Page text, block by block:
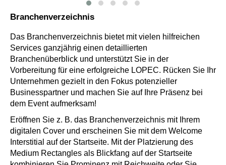
Branchenverzeichnis
Das Branchenverzeichnis bietet mit vielen hilfreichen
Services ganzjährig einen detaillierten
Branchenüberblick und unterstützt Sie in der
Vorbereitung für eine erfolgreiche LOPEC. Rücken Sie Ihr
Unternehmen gezielt in den Fokus potenzieller
Businesspartner und machen Sie auf Ihre Präsenz bei
dem Event aufmerksam!
Eröffnen Sie z. B. das Branchenverzeichnis mit Ihrem
digitalen Cover und erscheinen Sie mit dem Welcome
Interstitial auf der Startseite. Mit der Platzierung des
Medium Rectangles als Blickfang auf der Startseite